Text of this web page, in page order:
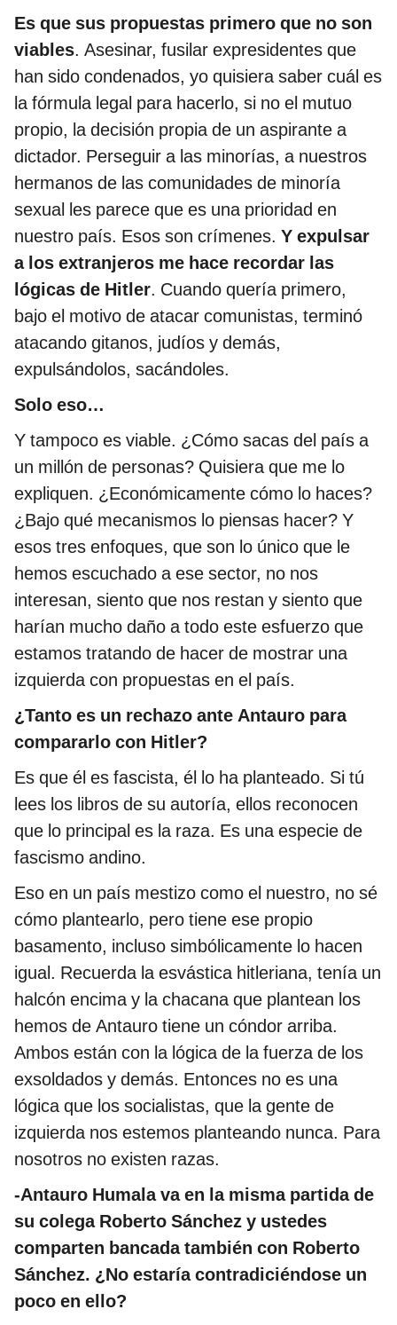
Es que sus propuestas primero que no son
viables. Asesinar, fusilar expresidentes que
han sido condenados, yo quisiera saber cuál es
la fórmula legal para hacerlo, si no el mutuo
propio, la decisión propia de un aspirante a
dictador. Perseguir a las minorías, a nuestros
hermanos de las comunidades de minoría
sexual les parece que es una prioridad en
nuestro país. Esos son crímenes. Y expulsar
a los extranjeros me hace recordar las
lógicas de Hitler. Cuando quería primero,
bajo el motivo de atacar comunistas, terminó
atacando gitanos, judíos y demás,
expulsándolos, sacándoles.
Solo eso…
Y tampoco es viable. ¿Cómo sacas del país a
un millón de personas? Quisiera que me lo
expliquen. ¿Económicamente cómo lo haces?
¿Bajo qué mecanismos lo piensas hacer? Y
esos tres enfoques, que son lo único que le
hemos escuchado a ese sector, no nos
interesan, siento que nos restan y siento que
harían mucho daño a todo este esfuerzo que
estamos tratando de hacer de mostrar una
izquierda con propuestas en el país.
¿Tanto es un rechazo ante Antauro para
compararlo con Hitler?
Es que él es fascista, él lo ha planteado. Si tú
lees los libros de su autoría, ellos reconocen
que lo principal es la raza. Es una especie de
fascismo andino.
Eso en un país mestizo como el nuestro, no sé
cómo plantearlo, pero tiene ese propio
basamento, incluso simbólicamente lo hacen
igual. Recuerda la esvástica hitleriana, tenía un
halcón encima y la chacana que plantean los
hemos de Antauro tiene un cóndor arriba.
Ambos están con la lógica de la fuerza de los
exsoldados y demás. Entonces no es una
lógica que los socialistas, que la gente de
izquierda nos estemos planteando nunca. Para
nosotros no existen razas.
-Antauro Humala va en la misma partida de
su colega Roberto Sánchez y ustedes
comparten bancada también con Roberto
Sánchez. ¿No estaría contradiciéndose un
poco en ello?